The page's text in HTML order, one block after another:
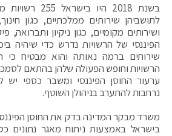
בשנת 2018 היו
לתושביהן שירותים ממלכתיים, כגון
ושירותים מקומיים, כגון ניקיון ותברואה,
הפיננסי של הרשויות נדרש כדי שיהיה
שירותים ברמה נאותה והוא מבטיח כי
הרשויות וחופש הפעולה שלהן בהתאם
ערעור החוסן הפיננסי ומשבר כספי יש
נרחבות להתערב בניהולן השוטף.
משרד מבקר המדינה בדק את החוסן
בישראל באמצעות ניתוח מאגר נתונים